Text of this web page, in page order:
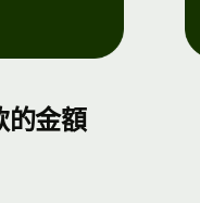
的金額